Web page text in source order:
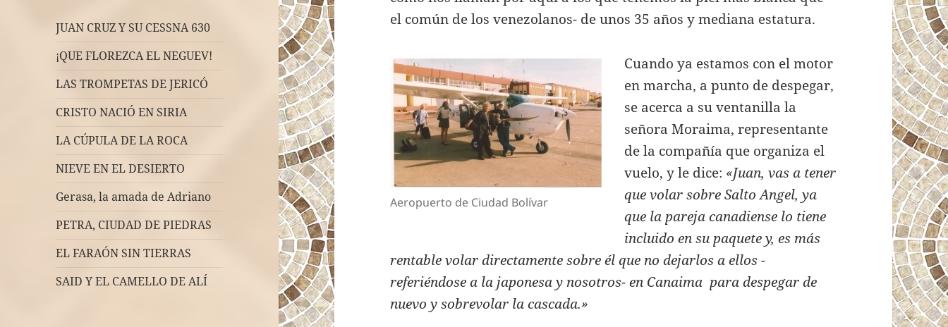
JUAN CRUZ Y SU CESSNA 630
¡QUE FLOREZCA EL NEGUEV!
LAS TROMPETAS DE JERICÓ
CRISTO NACIÓ EN SIRIA
LA CÚPULA DE LA ROCA
NIEVE EN EL DESIERTO
Gerasa, la amada de Adriano
PETRA, CIUDAD DE PIEDRAS
EL FARAÓN SIN TIERRAS
SAID Y EL CAMELLO DE ALÍ
el común de los venezolanos- de unos 35 años y mediana estatura.
Aeropuerto de Ciudad Bolívar
Cuando ya estamos con el motor
en marcha, a punto de despegar,
se acerca a su ventanilla la
señora Moraima, representante
de la compañía que organiza el
vuelo, y le dice: «Juan, vas a tener
que volar sobre Salto Angel, ya
que la pareja canadiense lo tiene
incluido en su paquete y, es más
rentable volar directamente sobre él que no dejarlos a ellos -
referiéndose a la japonesa y nosotros- en Canaima para despegar de
nuevo y sobrevolar la cascada.»